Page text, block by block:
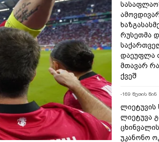
რუსეთმა
დაეუფლა
მთავარ
ქვეშ
-169 წუთის წინ
ლიეტუვის
ლიეტუვა
უკანონო